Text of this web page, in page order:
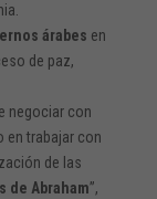
árabes en
de paz,
negociar con
en trabajar con
de las
de Abraham”,